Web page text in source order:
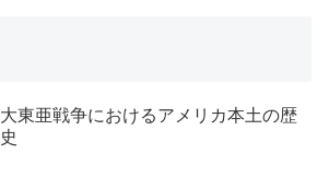
大東亜戦争におけるアメリカ本土の歴
史